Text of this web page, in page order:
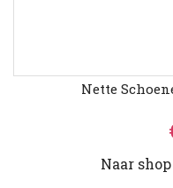
Nette
Naar shop